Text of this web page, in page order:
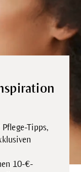
Tipps,
10-€-